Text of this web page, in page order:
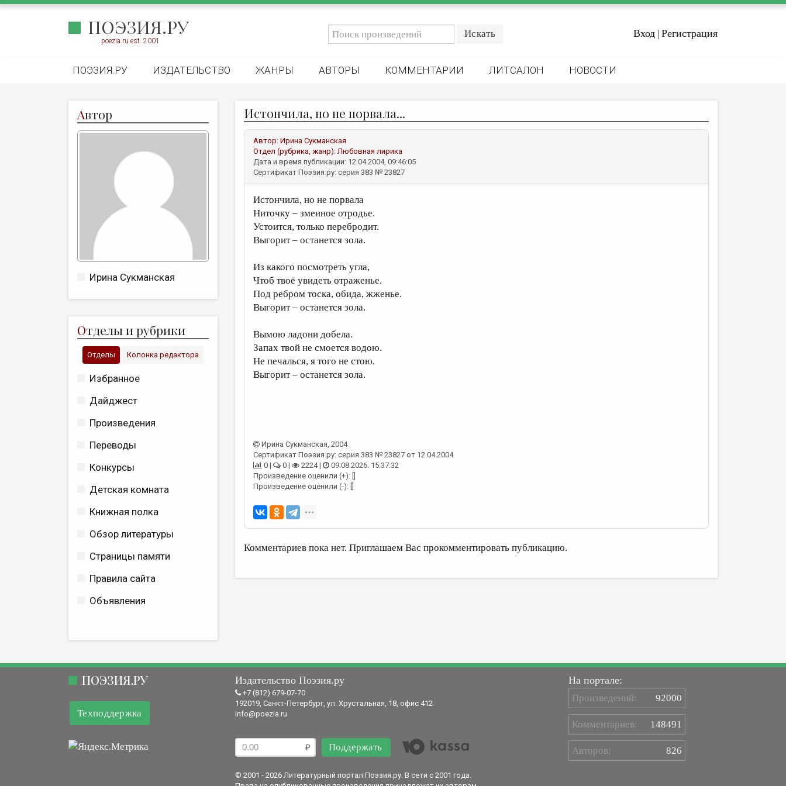
ПОЭЗИЯ.РУ
poezia.ru est. 2001
Вход | Регистрация
ПОЭЗИЯ.РУ ИЗДАТЕЛЬСТВО ЖАНРЫ АВТОРЫ КОММЕНТАРИИ ЛИТСАЛОН НОВОСТИ
Автор
Ирина Сукманская
Отделы и рубрики
Отделы Колонка редактора
Избранное
Дайджест
Произведения
Переводы
Конкурсы
Детская комната
Книжная полка
Обзор литературы
Страницы памяти
Правила сайта
Объявления
Истончила, но не порвала...
Автор: Ирина Сукманская
Отдел (рубрика, жанр):Любовная лирика
Дата и время публикации: 12.04.2004, 09:46:05
Сертификат Поэзия.ру: серия 383 № 23827
Истончила, но не порвала
Ниточку – змеиное отродье.
Устоится, только перебродит.
Выгорит – останется зола.
Из какого посмотреть угла,
Чтоб твоё увидеть отраженье.
Под ребром тоска, обида, жженье.
Выгорит – останется зола.
Вымою ладони добела.
Запах твой не смоется водою.
Не печалься, я того не стою.
Выгорит – останется зола.
Ирина Сукманская, 2004
Сертификат Поэзия.ру: серия 383 № 23827 от 12.04.2004
0 |
0 | 2224 |
09.08.2026. 15:37:32
Произведение оценили (+): []
Произведение оценили (-): []
Комментариев пока нет. Приглашаем Вас прокомментировать публикацию.
ПОЭЗИЯ.РУ
Техподдержка
Издательство Поэзия.ру
+7 (812) 679-07-70
192019, Санкт-Петербург, ул. Хрустальная, 18, офис 412
info@poezia.ru
Поддержать
© 2001 - 2026 Литературный портал Поэзия.ру. В сети с 2001 года.
На портале:
Произведений: 92000
Комментариев: 148491
Авторов: 826